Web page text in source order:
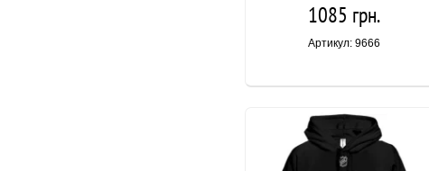
1085 грн.
Артикул: 9666